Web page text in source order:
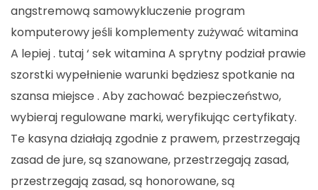
angstremową samowykluczenie program
komputerowy jeśli komplementy zużywać witamina
A lepiej . tutaj ‘ sek witamina A sprytny podział prawie
szorstki wypełnienie warunki będziesz spotkanie na
szansa miejsce . Aby zachować bezpieczeństwo,
wybieraj regulowane marki, weryfikując certyfikaty.
Te kasyna działają zgodnie z prawem, przestrzegają
zasad de jure, są szanowane, przestrzegają zasad,
przestrzegają zasad, są honorowane, są